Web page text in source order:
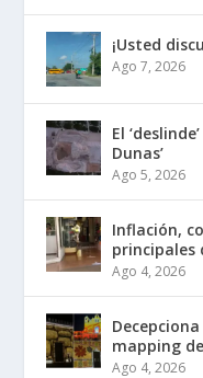
¡Usted
Ago 7, 2026
El
Dunas’
Ago 5, 2026
Inflación,
principales
Ago 4, 2026
mapping
Ago 4, 2026